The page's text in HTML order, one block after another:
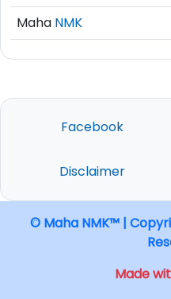
Maha NMK
Facebook
Disclaimer
© Maha NMK™ |
Made